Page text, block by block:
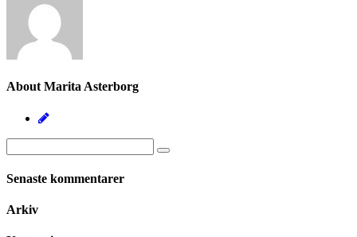
About Marita Asterborg
Senaste kommentarer
Arkiv